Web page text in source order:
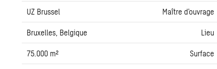
UZ Brussel Maître d’ouvrage
Bruxelles, Belgique Lieu
75.000 m² Surface